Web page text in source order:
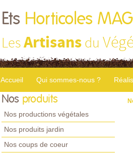
Ets Horticoles
LesArtisans du
Accueil Qui sommes-nous ?
Nos produits
Nos productions végétales
Nos produits jardin
Nos coups de coeur